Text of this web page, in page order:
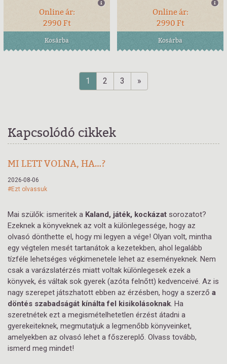
Online ár:
2990 Ft
Kosárba
Online ár:
2990 Ft
Kosárba
1 2 3 »
Kapcsolódó cikkek
MI LETT VOLNA, HA…?
2026-08-06
#Ezt olvassuk
Mai szülők: ismeritek a Kaland, játék, kockázat sorozatot?
Ezeknek a könyveknek az volt a különlegessége, hogy az
olvasó dönthette el, hogy mi legyen a vége! Olyan volt, mintha
egy végtelen mesét tartanátok a kezetekben, ahol legalább
tízféle lehetséges végkimenetele lehet az eseményeknek. Nem
csak a varázslatérzés miatt voltak különlegesek ezek a
könyvek, és váltak sok gyerek (azóta felnőtt) kedvenceivé. Az is
nagy szerepet játszhatott ebben az érzésben, hogy a szerző a
döntés szabadságát kínálta fel kisikolásoknak. Ha
szeretnétek ezt a megismételhetetlen érzést átadni a
gyerekeiteknek, megmutatjuk a legmenőbb könyveinket,
amelyekben az olvasó lehet a főszereplő. Olvass tovább,
ismerd meg mindet!